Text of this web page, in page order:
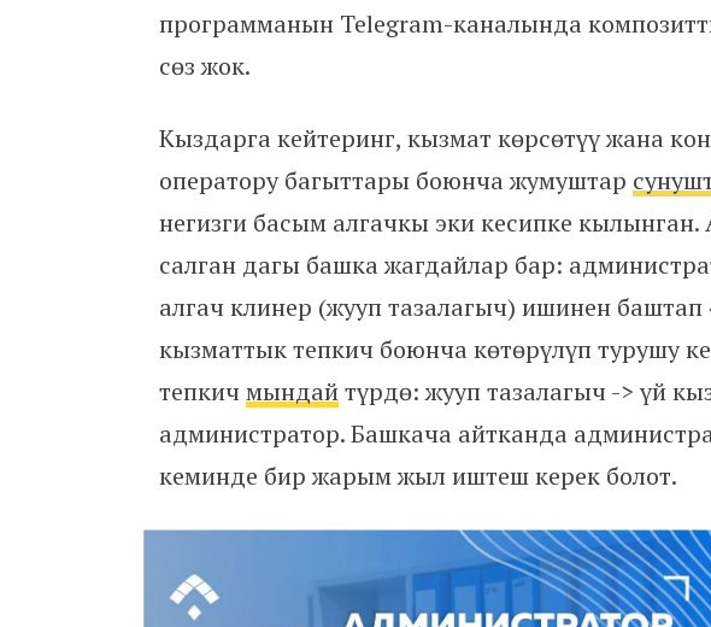
программанын Telegram-каналында
сөз жок.
Кыздарга кейтеринг, кызмат көрсөтүү жана
оператору багыттары боюнча жумуштар
негизги басым алгачкы эки кесипке
салган дагы башка жагдайлар бар:
алгач клинер (жууп тазалагыч) ишинен
кызматтык тепкич боюнча көтөрүлүп турушу
тепкичмындайтүрдө: жууп тазалагыч -> үй
администратор. Башкача айтканда
кеминде бир жарым жыл иштеш керек болот.